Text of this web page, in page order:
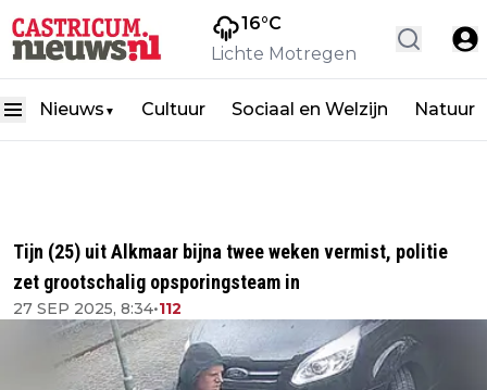
16°C
Lichte Motregen
Nieuws ▼ Cultuur Sociaal en Welzijn Natuur
Tijn (25) uit Alkmaar bijna twee weken vermist, politie
zet grootschalig opsporingsteam in
27 SEP 2025, 8:34•112